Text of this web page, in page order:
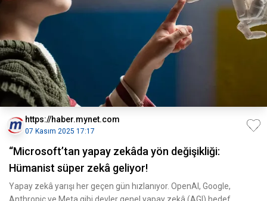
https://haber.mynet.com
07 Kasım 2025 17:17
“Microsoft’tan yapay zekâda yön değişikliği:
Hümanist süper zekâ geliyor!
Yapay zekâ yarışı her geçen gün hızlanıyor. OpenAI, Google,